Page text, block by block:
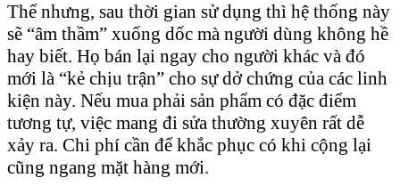
Thế nhưng, sau thời gian sử dụng thì hệ thống này
sẽ “âm thầm” xuống dốc mà người dùng không hề
hay biết. Họ bán lại ngay cho người khác và đó
mới là “kẻ chịu trận” cho sự dở chứng của các linh
kiện này. Nếu mua phải sản phẩm có đặc điểm
tương tự, việc mang đi sửa thường xuyên rất dễ
xảy ra. Chi phí cần để khắc phục có khi cộng lại
cũng ngang mặt hàng mới.